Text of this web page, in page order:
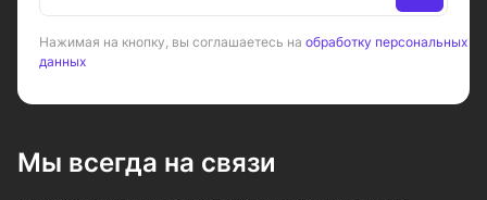
Нажимая на кнопку, вы соглашаетесь на обработку персональных
данных
Мы всегда на связи